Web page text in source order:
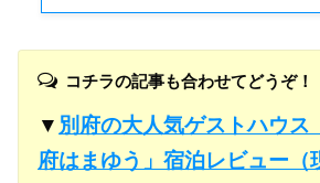
コチラの記事も合わせてどうぞ！
▼ 別府の大人気ゲストハウス
府はまゆう」宿泊レビュー（